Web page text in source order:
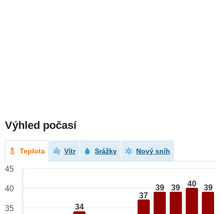
Výhled počasí
Teplota Vítr Srážky Nový sníh
34
37
39 39 40 39
45
40
35